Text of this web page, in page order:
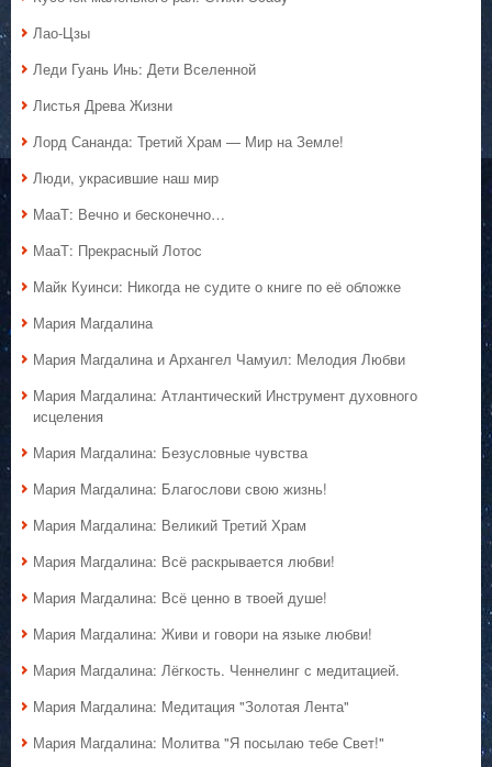
Лао-Цзы
Леди Гуань Инь: Дети Вселенной
Листья Древа Жизни
Лорд Сананда: Третий Храм — Мир на Земле!
Люди, украсившие наш мир
МааТ: Вечно и бесконечно…
МааТ: Прекрасный Лотос
Майк Куинси: Никогда не судите о книге по её обложке
Мария Магдалина
Мария Магдалина и Архангел Чамуил: Мелодия Любви
Мария Магдалина: Атлантический Инструмент духовного
исцеления
Мария Магдалина: Безусловные чувства
Мария Магдалина: Благослови свою жизнь!
Мария Магдалина: Великий Третий Храм
Мария Магдалина: Всё раскрывается любви!
Мария Магдалина: Всё ценно в твоей душе!
Мария Магдалина: Живи и говори на языке любви!
Мария Магдалина: Лёгкость. Ченнелинг с медитацией.
Мария Магдалина: Медитация "Золотая Лента"
Мария Магдалина: Молитва "Я посылаю тебе Свет!"